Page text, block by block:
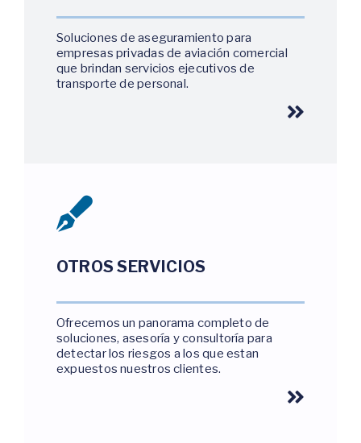
Soluciones de aseguramiento para
empresas privadas de aviación comercial
que brindan servicios ejecutivos de
transporte de personal.
OTROS SERVICIOS
Ofrecemos un panorama completo de
soluciones, asesoría y consultoría para
detectar los riesgos a los que estan
expuestos nuestros clientes.